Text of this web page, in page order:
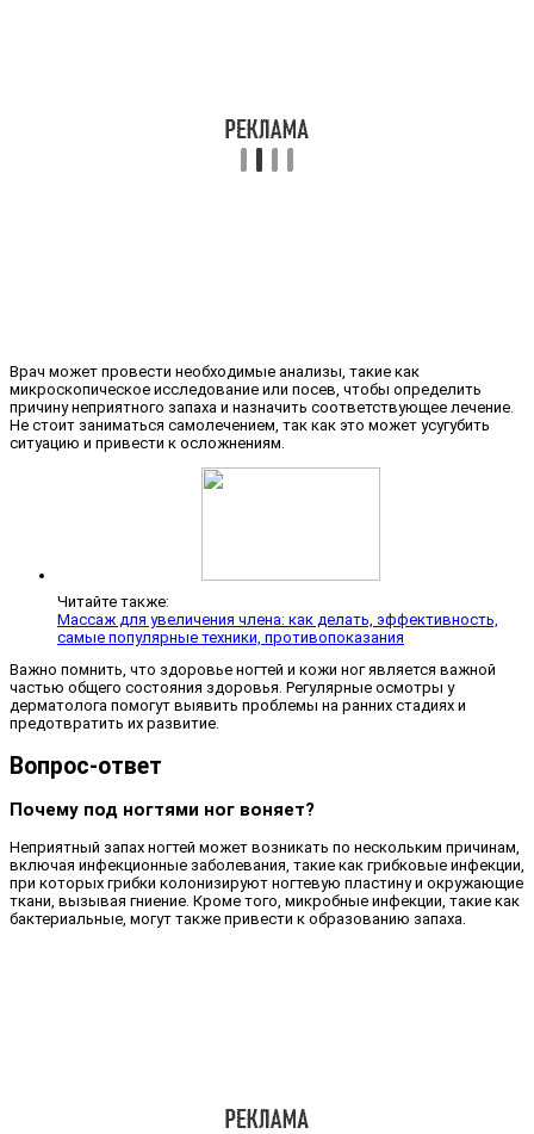
Врач может провести необходимые анализы, такие как
микроскопическое исследование или посев, чтобы определить
причину неприятного запаха и назначить соответствующее лечение.
Не стоит заниматься самолечением, так как это может усугубить
ситуацию и привести к осложнениям.
Читайте также:
Массаж для увеличения члена: как делать, эффективность,
самые популярные техники, противопоказания
Важно помнить, что здоровье ногтей и кожи ног является важной
частью общего состояния здоровья. Регулярные осмотры у
дерматолога помогут выявить проблемы на ранних стадиях и
предотвратить их развитие.
Вопрос-ответ
Почему под ногтями ног воняет?
Неприятный запах ногтей может возникать по нескольким причинам,
включая инфекционные заболевания, такие как грибковые инфекции,
при которых грибки колонизируют ногтевую пластину и окружающие
ткани, вызывая гниение. Кроме того, микробные инфекции, такие как
бактериальные, могут также привести к образованию запаха.